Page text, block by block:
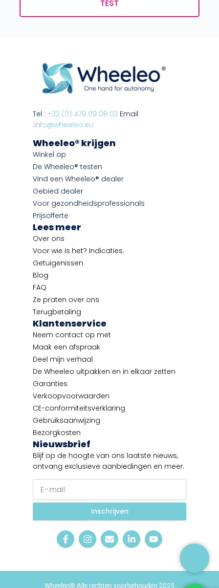
TEST
Tel : +32 (0) 479 09 08 03 Email
:info@wheeleo.eu
Wheeleo® krijgen
Winkel op
De Wheeleo® testen
Vind een Wheeleo® dealer
Gebied dealer
Voor gezondheidsprofessionals
Prijsofferte
Lees meer
Over ons
Voor wie is het? Indicaties.
Getuigenissen
Blog
FAQ
Ze praten over ons
Terugbetaling
Klantenservice
Neem contact op met
Maak een afspraak
Deel mijn verhaal
De Wheeleo uitpakken en in elkaar zetten
Garanties
Verkoopvoorwaarden
CE-conformiteitsverklaring
Gebruiksaanwijzing
Bezorgkosten
Nieuwsbrief
Blijf op de hoogte van ons laatste nieuws,
ontvang exclusieve aanbiedingen en meer.
E
m
l
Inschrijven
Wheeleo® Alle rechten voorbehouden 2025